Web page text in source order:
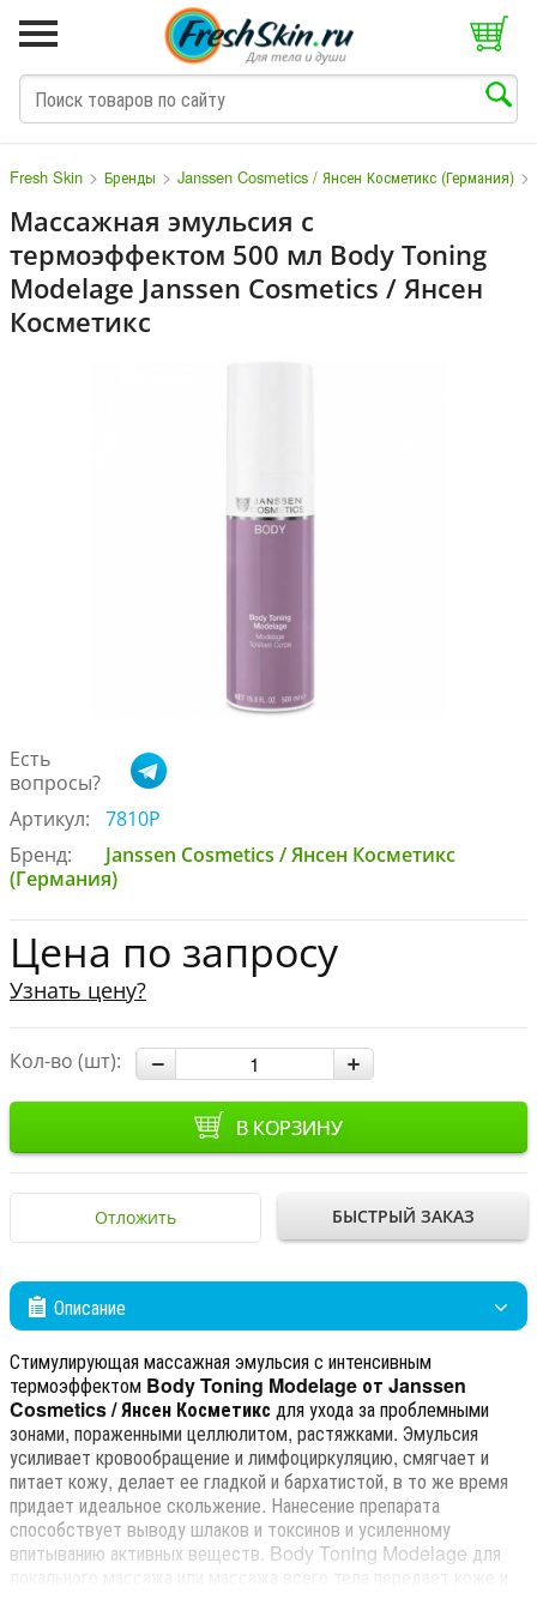
Fresh Skin > Бренды > Janssen Cosmetics / Янсен Косметикс (Германия) >
Массажная эмульсия с
термоэффектом 500 мл Body Toning
Modelage Janssen Cosmetics / Янсен
Косметикс
Есть
вопросы?
Артикул:
7810P
Бренд:
Janssen Cosmetics / Янсен Косметикс
(Германия)
Цена по запросу
Узнать цену?
Кол-во (шт):
В КОРЗИНУ
Отложить БЫСТРЫЙ ЗАКАЗ
Описание
Стимулирующая массажная эмульсия с интенсивным
термоэффектом Body Toning Modelage от Janssen
Cosmetics / Янсен Косметиксдля ухода за проблемными
зонами, пораженными целлюлитом, растяжками. Эмульсия
усиливает кровообращение и лимфоциркуляцию, смягчает и
питает кожу, делает ее гладкой и бархатистой, в то же время
придает идеальное скольжение. Нанесение препарата
способствует выводу шлаков и токсинов и усиленному
впитыванию активных веществ. Body Toning Modelage для
M N O P Q S T V W